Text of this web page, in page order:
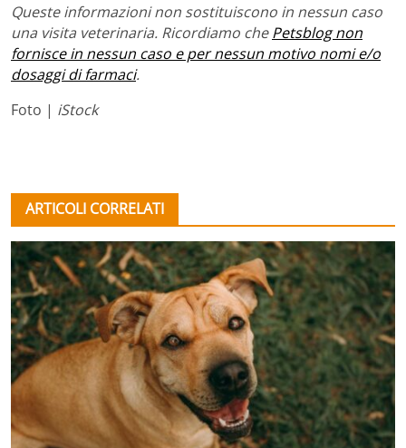
Queste informazioni non sostituiscono in nessun caso
una visita veterinaria. Ricordiamo chePetsblog non
fornisce in nessun caso e per nessun motivo nomi e/o
dosaggi di farmaci.
Foto | iStock
ARTICOLI CORRELATI